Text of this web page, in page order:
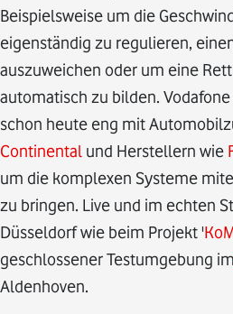
Beispielsweise um die
eigenständig zu regulieren,
auszuweichen oder um eine
automatisch zu bilden.
schon heute eng mit
Continental und Herstellern wie
um die komplexen Systeme
zu bringen. Live und im echten
Düsseldorf wie beim Projekt '
geschlossener Testumgebung
Aldenhoven.